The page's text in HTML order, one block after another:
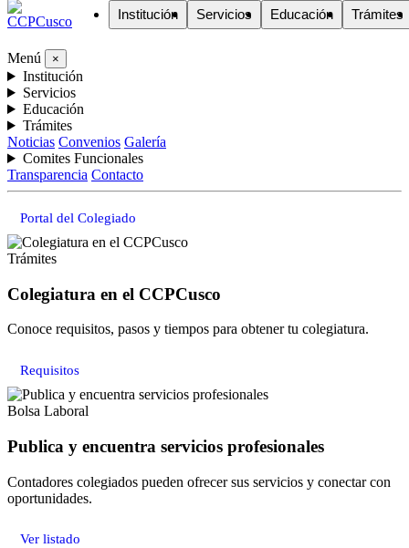
Institución Servicios Educación Trámites
Menú ×
Institución
Servicios
Educación
Trámites
Noticias Convenios Galería
Comites Funcionales
Transparencia Contacto
Portal del Colegiado
Trámites
Colegiatura en el CCPCusco
Conoce requisitos, pasos y tiempos para obtener tu colegiatura.
Requisitos
Bolsa Laboral
Publica y encuentra servicios profesionales
Contadores colegiados pueden ofrecer sus servicios y conectar con
oportunidades.
Ver listado